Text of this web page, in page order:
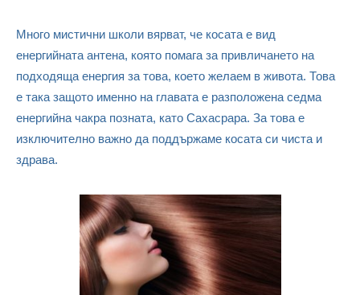
Много мистични школи вярват, че косата е вид
енергийната антена, която помага за привличането на
подходяща енергия за това, което желаем в живота. Това
е така защото именно на главата е разположена седма
енергийна чакра позната, като Сахасрара. За това е
изключително важно да поддържаме косата си чиста и
здрава.